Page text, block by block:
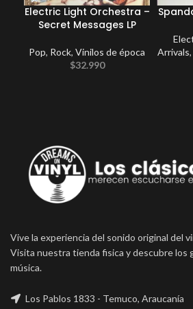
Electric Light Orchestra –
Secret Messages LP
Pop, Rock, Vinilos de época
$32.990
Arrivals,
Vive la experiencia del sonido original del
Visita nuestra tienda fisica y descubre los
música.
Los Pablos 1833 - Temuco, Araucanía